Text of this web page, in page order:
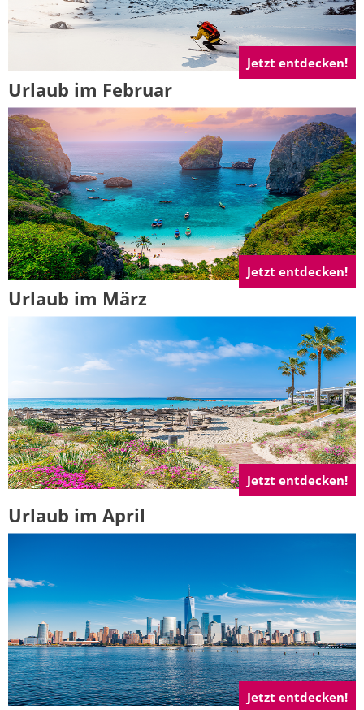
Jetzt entdecken!
Urlaub im Februar
Jetzt entdecken!
Urlaub im März
Jetzt entdecken!
Urlaub im April
Jetzt entdecken!